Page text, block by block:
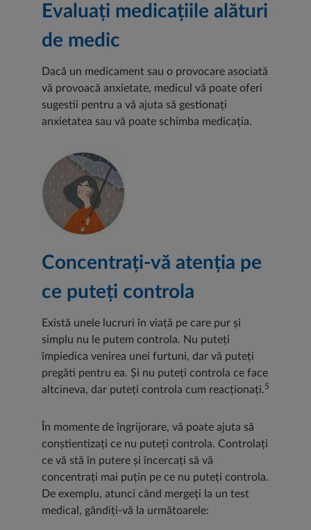
Evaluați medicațiile alături
de medic
Dacă un medicament sau o provocare asociată
vă provoacă anxietate, medicul vă poate oferi
sugestii pentru a vă ajuta să gestionați
anxietatea sau vă poate schimba medicația.
Concentrați-vă atenția pe
ce puteți controla
Există unele lucruri în viață pe care pur și
simplu nu le putem controla. Nu puteți
împiedica venirea unei furtuni, dar vă puteți
pregăti pentru ea. Și nu puteți controla ce face
altcineva, dar puteți controla cum reacționați.5
În momente de îngrijorare, vă poate ajuta să
conștientizați ce nu puteți controla. Controlați
ce vă stă în putere și încercați să vă
concentrați mai puțin pe ce nu puteți controla.
De exemplu, atunci când mergeți la un test
medical, gândiți-vă la următoarele: